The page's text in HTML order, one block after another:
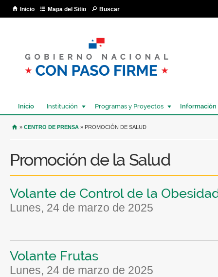
Inicio Mapa del Sitio Buscar
Inicio Institución Programas y Proyectos Información
USTED SE ENCUENTRA AQUÍ
» CENTRO DE PRENSA » PROMOCIÓN DE SALUD
Promoción de la Salud
Volante de Control de la
lunes, 24 de marzo de 2025
Volante Frutas
lunes, 24 de marzo de 2025